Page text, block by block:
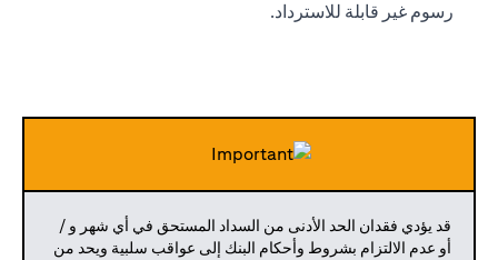
رسوم غير قابلة للاسترداد.
قد يؤدي فقدان الحد الأدنى من السداد المستحق في أي شهر و /
أو عدم الالتزام بشروط وأحكام البنك إلى عواقب سلبية ويحد من